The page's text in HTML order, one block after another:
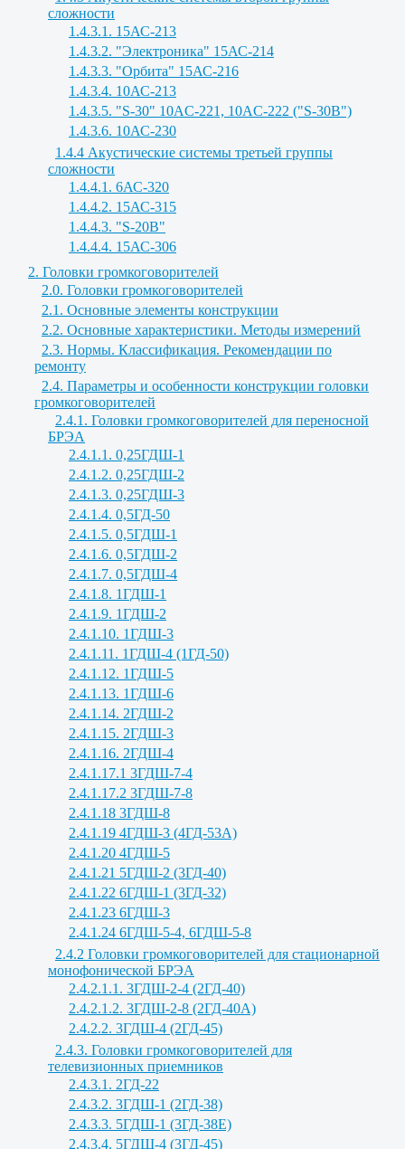
сложности
1.4.3.1. 15АС-213
1.4.3.2. "Электроника" 15АС-214
1.4.3.3. "Орбита" 15АС-216
1.4.3.4. 10АС-213
1.4.3.5. "S-30" 10AC-221, 10AC-222 ("S-30B")
1.4.3.6. 10АС-230
1.4.4 Акустические системы третьей группы
сложности
1.4.4.1. 6АС-320
1.4.4.2. 15АС-315
1.4.4.3. "S-20B"
1.4.4.4. 15АС-306
2. Головки громкоговорителей
2.0. Головки громкоговорителей
2.1. Основные элементы конструкции
2.2. Основные характеристики. Методы измерений
2.3. Нормы. Классификация. Рекомендации по
ремонту
2.4. Параметры и особенности конструкции головки
громкоговорителей
2.4.1. Головки громкоговорителей для переносной
БРЭА
2.4.1.1. 0,25ГДШ-1
2.4.1.2. 0,25ГДШ-2
2.4.1.3. 0,25ГДШ-3
2.4.1.4. 0,5ГД-50
2.4.1.5. 0,5ГДШ-1
2.4.1.6. 0,5ГДШ-2
2.4.1.7. 0,5ГДШ-4
2.4.1.8. 1ГДШ-1
2.4.1.9. 1ГДШ-2
2.4.1.10. 1ГДШ-3
2.4.1.11. 1ГДШ-4 (1ГД-50)
2.4.1.12. 1ГДШ-5
2.4.1.13. 1ГДШ-6
2.4.1.14. 2ГДШ-2
2.4.1.15. 2ГДШ-3
2.4.1.16. 2ГДШ-4
2.4.1.17.1 3ГДШ-7-4
2.4.1.17.2 3ГДШ-7-8
2.4.1.18 3ГДШ-8
2.4.1.19 4ГДШ-3 (4ГД-53А)
2.4.1.20 4ГДШ-5
2.4.1.21 5ГДШ-2 (3ГД-40)
2.4.1.22 6ГДШ-1 (3ГД-32)
2.4.1.23 6ГДШ-3
2.4.1.24 6ГДШ-5-4, 6ГДШ-5-8
2.4.2 Головки громкоговорителей для стационарной
монофонической БРЭА
2.4.2.1.1. 3ГДШ-2-4 (2ГД-40)
2.4.2.1.2. 3ГДШ-2-8 (2ГД-40А)
2.4.2.2. 3ГДШ-4 (2ГД-45)
2.4.3. Головки громкоговорителей для
телевизионных приемников
2.4.3.1. 2ГД-22
2.4.3.2. 3ГДШ-1 (2ГД-38)
2.4.3.3. 5ГДШ-1 (3ГД-38Е)
2.4.3.4. 5ГДШ-4 (3ГД-45)